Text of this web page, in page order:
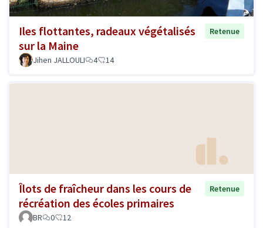
Iles flottantes, radeaux végétalisés
sur la Maine
Retenue
Jihen JALLOULI 4 14
Îlots de fraîcheur dans les cours de
récréation des écoles primaires
Retenue
BR 0 12